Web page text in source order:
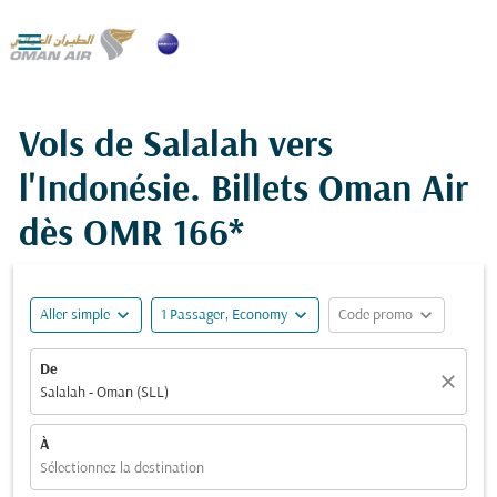

Vols de Salalah vers
l'Indonésie. Billets Oman Air
dès OMR 166*
Aller simple expand_more 1 Passager, Economy expand_more Code promo expand_more
De
Salalah - Oman (SLL)
close
À
Sélectionnez la destination